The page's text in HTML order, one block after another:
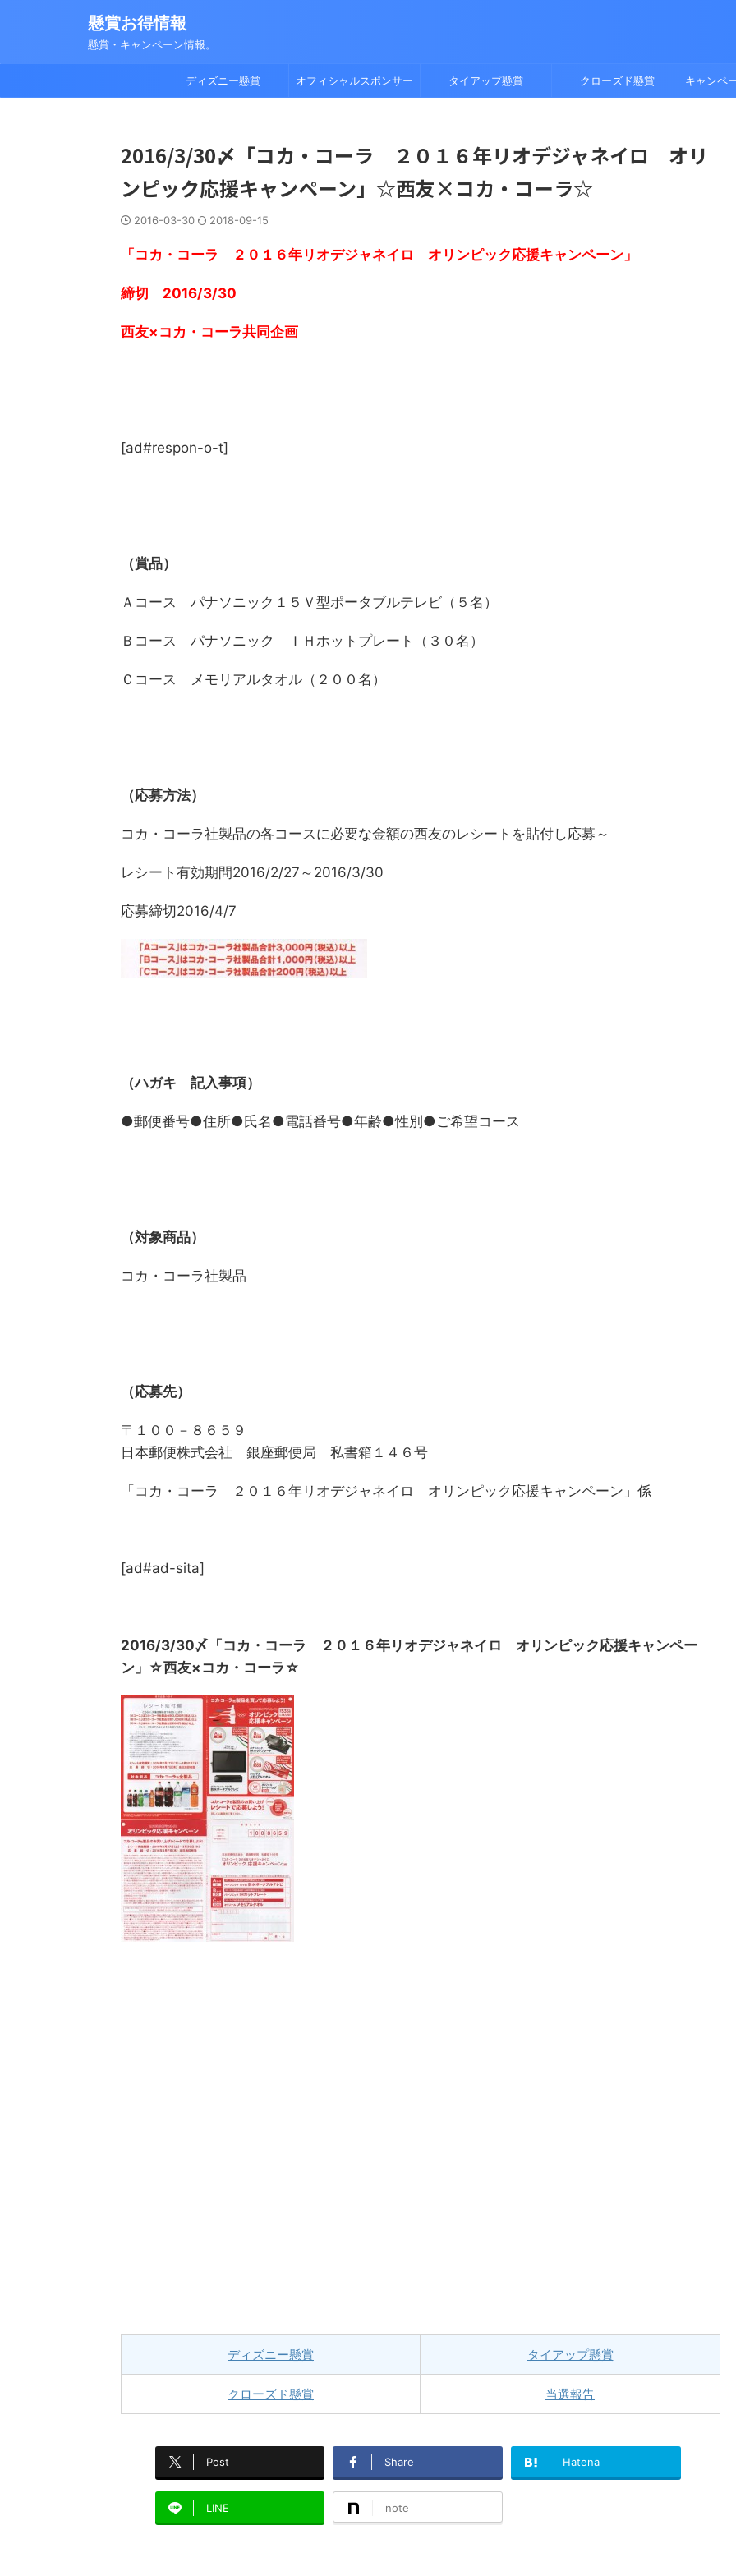
懸賞お得情報
懸賞・キャンペーン情報。
ディズニー懸賞 オフィシャルスポンサー タイアップ懸賞 クローズド懸賞 キャンペ
2016/3/30〆「コカ・コーラ ２０１６年リオデジャネイロ オリ
ンピック応援キャンペーン」☆西友×コカ・コーラ☆
2016-03-30 2018-09-15
「コカ・コーラ ２０１６年リオデジャネイロ オリンピック応援キャンペーン」
締切 2016/3/30
西友×コカ・コーラ共同企画
[ad#respon-o-t]
（賞品）
Ａコース パナソニック１５Ｖ型ポータブルテレビ（５名）
Ｂコース パナソニック ＩＨホットプレート（３０名）
Ｃコース メモリアルタオル（２００名）
（応募方法）
コカ・コーラ社製品の各コースに必要な金額の西友のレシートを貼付し応募～
レシート有効期間2016/2/27～2016/3/30
応募締切2016/4/7
（ハガキ 記入事項）
●郵便番号●住所●氏名●電話番号●年齢●性別●ご希望コース
（対象商品）
コカ・コーラ社製品
（応募先）
〒１００－８６５９
日本郵便株式会社 銀座郵便局 私書箱１４６号
「コカ・コーラ ２０１６年リオデジャネイロ オリンピック応援キャンペーン」係
[ad#ad-sita]
2016/3/30〆「コカ・コーラ ２０１６年リオデジャネイロ オリンピック応援キャンペー
ン」☆西友×コカ・コーラ☆
ディズニー懸賞 タイアップ懸賞
クローズド懸賞 当選報告
Post Share Hatena
LINE note